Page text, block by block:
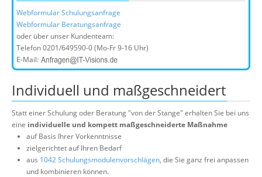
Webformular Schulungsanfrage
Webformular Beratungsanfrage
oder über unser Kundenteam:
Telefon0201/649590-0(Mo-Fr 9-16 Uhr)
E-Mail:
Individuell und maßgeschneidert
Statt einer Schulung oder Beratung "von der Stange" erhalten Sie bei uns
eine individuelle und kompett maßgeschneiderte Maßnahme
auf Basis Ihrer Vorkenntnisse
zielgerichtet auf Ihren Bedarf
aus 1042 Schulungsmodulenvorschlägen, die Sie ganz frei anpassen
und kombinieren können.